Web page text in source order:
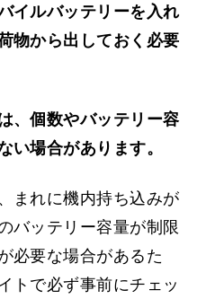
イルバッテリーを入れ
物から出しておく必要
、個数やバッテリー容
い場合があります。
まれに機内持ち込みが
バッテリー容量が制限
必要な場合があるた
トで必ず事前にチェッ